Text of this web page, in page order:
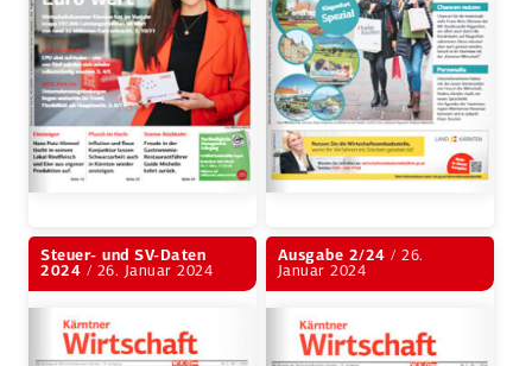
Steuer- und SV-Daten
2024 / 26. Januar 2024
Ausgabe 2/24 / 26.
Januar 2024